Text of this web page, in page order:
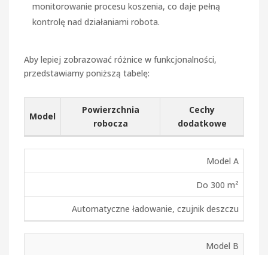
monitorowanie procesu koszenia, co daje pełną
kontrolę nad działaniami robota.
Aby lepiej zobrazować różnice w funkcjonalności,
przedstawiamy poniższą tabelę:
Model
Powierzchnia
robocza
Cechy
dodatkowe
Model A
Do 300 m²
Automatyczne ładowanie, czujnik deszczu
Model B